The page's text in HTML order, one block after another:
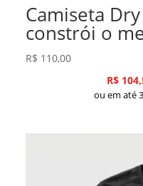
Camiseta
constrói o
R$ 110,00
R$
ou em até